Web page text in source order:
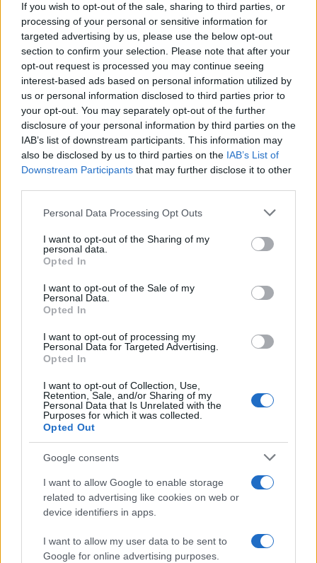
If you wish to opt-out of the sale, sharing to third parties, or
processing of your personal or sensitive information for
targeted advertising by us, please use the below opt-out
section to confirm your selection. Please note that after your
opt-out request is processed you may continue seeing
interest-based ads based on personal information utilized by
us or personal information disclosed to third parties prior to
your opt-out. You may separately opt-out of the further
disclosure of your personal information by third parties on the
IAB’s list of downstream participants. This information may
also be disclosed by us to third parties on the IAB’s List of
Downstream Participants that may further disclose it to other
Please note that this website/app uses one or more Google
not limited to your visit or usage behaviour. You may click to
grant or deny consent to Google and its third-party tags to
use your data for below specified purposes in below Google
consent section.
Personal Data Processing Opt Outs
I want to opt-out of the Sharing of my
personal data.
Opted In
I want to opt-out of the Sale of my
Personal Data.
Opted In
I want to opt-out of processing my
Personal Data for Targeted Advertising.
Opted In
I want to opt-out of Collection, Use,
Retention, Sale, and/or Sharing of my
Personal Data that Is Unrelated with the
Purposes for which it was collected.
Opted Out
Google consents
I want to allow Google to enable storage
related to advertising like cookies on web or
device identifiers in apps.
I want to allow my user data to be sent to
Google for online advertising purposes.
NEWS
Petrolio in calo: Brent a 88.9 dollari, ribassi diffusi tra le
Andrea Innocenti · 6 Ago 2026
Andrea Innocenti · 5 Ago 2026
QUOTAZIONI CRYPTO